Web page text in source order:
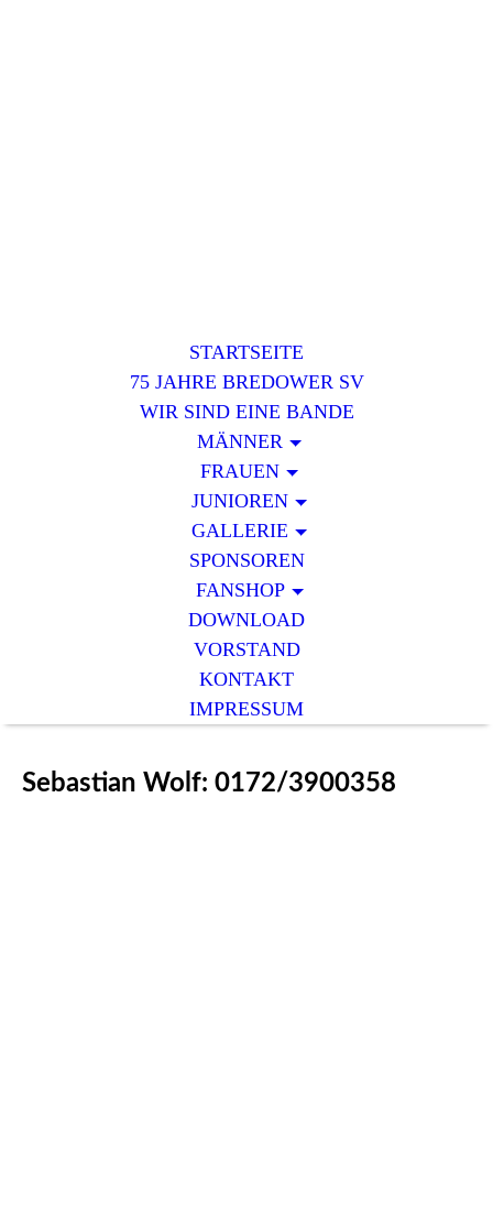
STARTSEITE
75 JAHRE BREDOWER SV
WIR SIND EINE BANDE
MÄNNER
FRAUEN
JUNIOREN
GALLERIE
SPONSOREN
FANSHOP
DOWNLOAD
VORSTAND
KONTAKT
IMPRESSUM
Sebastian Wolf: 0172/3900358